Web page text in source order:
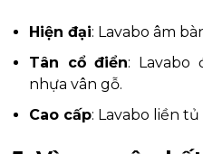
Hiện đại: Lavabo âm
Tân cổ điển:
nhựa vân gỗ.
Cao cấp: Lavabo liền